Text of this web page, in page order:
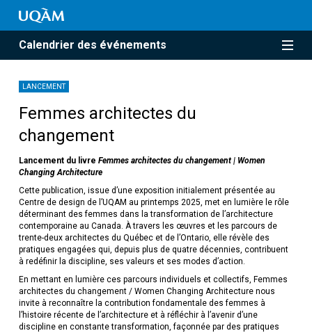
Calendrier des événements
LANCEMENT
Femmes architectes du
changement
Lancement du livre Femmes architectes du changement | Women
Changing Architecture
Cette publication, issue d’une exposition initialement présentée au
Centre de design de l’UQAM au printemps 2025, met en lumière le rôle
déterminant des femmes dans la transformation de l’architecture
contemporaine au Canada. À travers les œuvres et les parcours de
trente-deux architectes du Québec et de l’Ontario, elle révèle des
pratiques engagées qui, depuis plus de quatre décennies, contribuent
à redéfinir la discipline, ses valeurs et ses modes d’action.
En mettant en lumière ces parcours individuels et collectifs, Femmes
architectes du changement / Women Changing Architecture nous
invite à reconnaître la contribution fondamentale des femmes à
l’histoire récente de l’architecture et à réfléchir à l’avenir d’une
discipline en constante transformation, façonnée par des pratiques